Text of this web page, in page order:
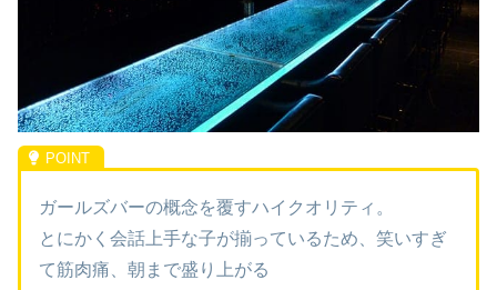
ガールズバーの概念を覆すハイクオリティ。
とにかく会話上手な子が揃っているため、笑いすぎ
て筋肉痛、朝まで盛り上がる